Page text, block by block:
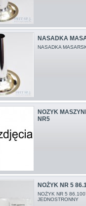
NASADKA
NASADKA
NOZYK
NR5
NOŻYK NR 5
NOŻYK NR 5
JEDNOSTRONNY